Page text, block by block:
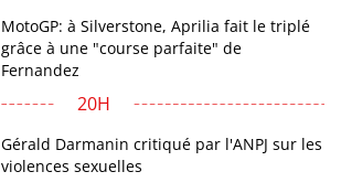
MotoGP: à Silverstone, Aprilia fait le triplé
grâce à une "course parfaite" de
Fernandez
20H
Gérald Darmanin critiqué par l'ANPJ sur les
violences sexuelles